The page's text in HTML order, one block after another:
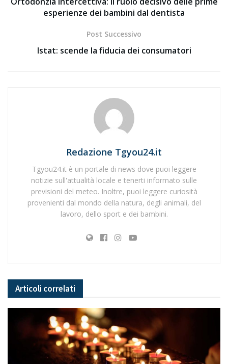
esperienze dei bambini dal dentista
Post Successivo
Istat: scende la fiducia dei consumatori
Redazione Tgyou24.it
Tgyou24.it è un portale di news dove puoi leggere
notizie sull'attualità locale e tenerti informato sulle
previsioni del meteo. Inoltre, puoi leggere curiosità
provenienti dal mondo della natura, degli animali, del
lavoro, dello sport e dei bambini.
Articoli correlati